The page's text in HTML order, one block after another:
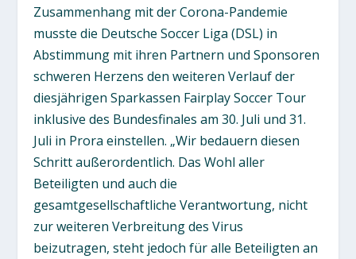
Zusammenhang mit der Corona-Pandemie
musste die Deutsche Soccer Liga (DSL) in
Abstimmung mit ihren Partnern und Sponsoren
schweren Herzens den weiteren Verlauf der
diesjährigen Sparkassen Fairplay Soccer Tour
inklusive des Bundesfinales am 30. Juli und 31.
Juli in Prora einstellen. „Wir bedauern diesen
Schritt außerordentlich. Das Wohl aller
Beteiligten und auch die
gesamtgesellschaftliche Verantwortung, nicht
zur weiteren Verbreitung des Virus
beizutragen, steht jedoch für alle Beteiligten an